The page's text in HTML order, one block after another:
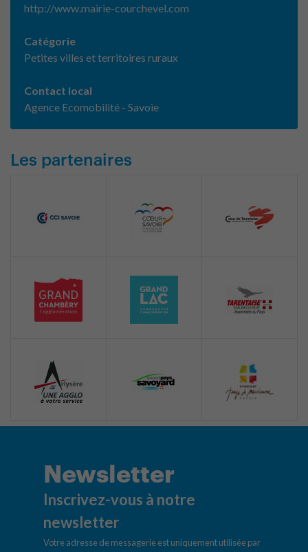
http://www.mairie-courchevel.com
Catégorie
Petites villes et territoires ruraux
Contact local
Agence Ecomobilité - Savoie
Les partenaires
Newsletter
Inscrivez-vous à notre
newsletter
Votre adresse de messagerie est uniquement utilisée par